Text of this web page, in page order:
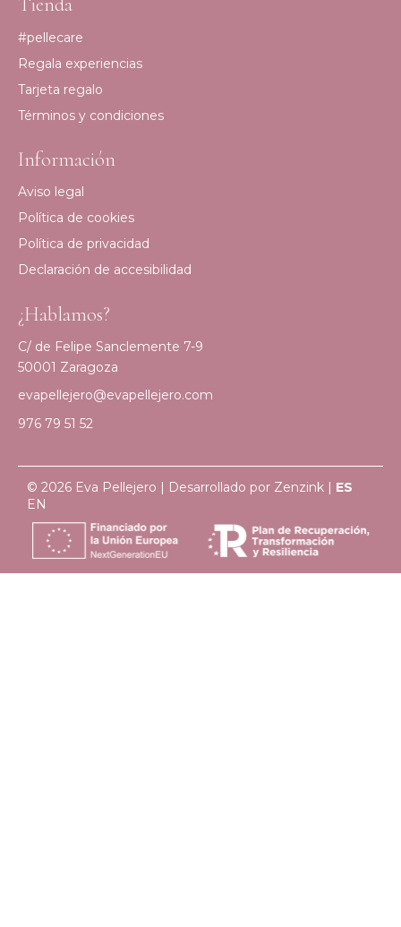
Tienda
#pellecare
Regala experiencias
Tarjeta regalo
Términos y condiciones
Información
Aviso legal
Política de cookies
Política de privacidad
Declaración de accesibilidad
¿Hablamos?
C/ de Felipe Sanclemente 7-9
50001 Zaragoza
evapellejero@evapellejero.com
976 79 51 52
© 2026 Eva Pellejero | Desarrollado por Zenzink | ES
EN